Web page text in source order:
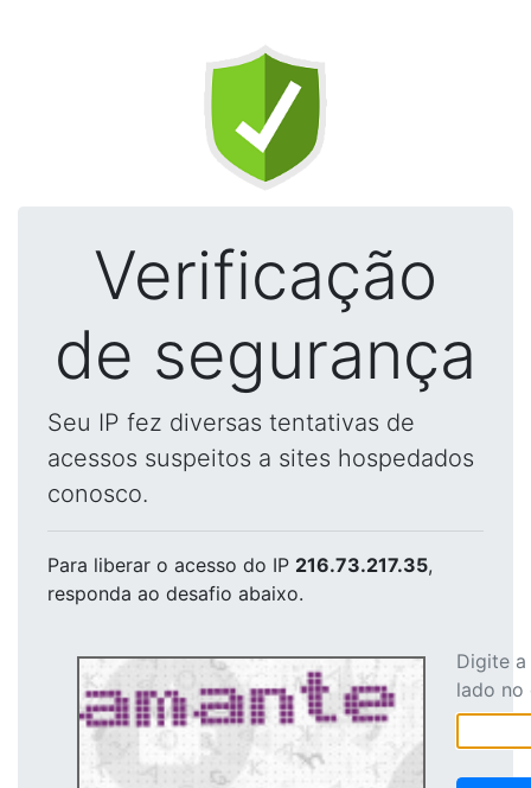
Verificação
de segurança
Seu IP fez diversas tentativas de
acessos suspeitos a sites hospedados
conosco.
Para liberar o acesso do IP 216.73.217.35,
responda ao desafio abaixo.
Digite
lado no